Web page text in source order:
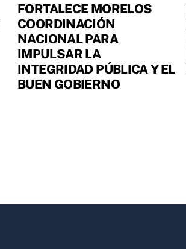
FORTALECE MORELOS
COORDINACIÓN
NACIONAL PARA
IMPULSAR LA
INTEGRIDAD PÚBLICA Y EL
BUEN GOBIERNO